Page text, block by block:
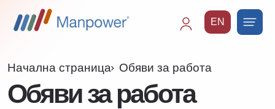
EN
Начална страница Обяви за работа
Обяви за работа